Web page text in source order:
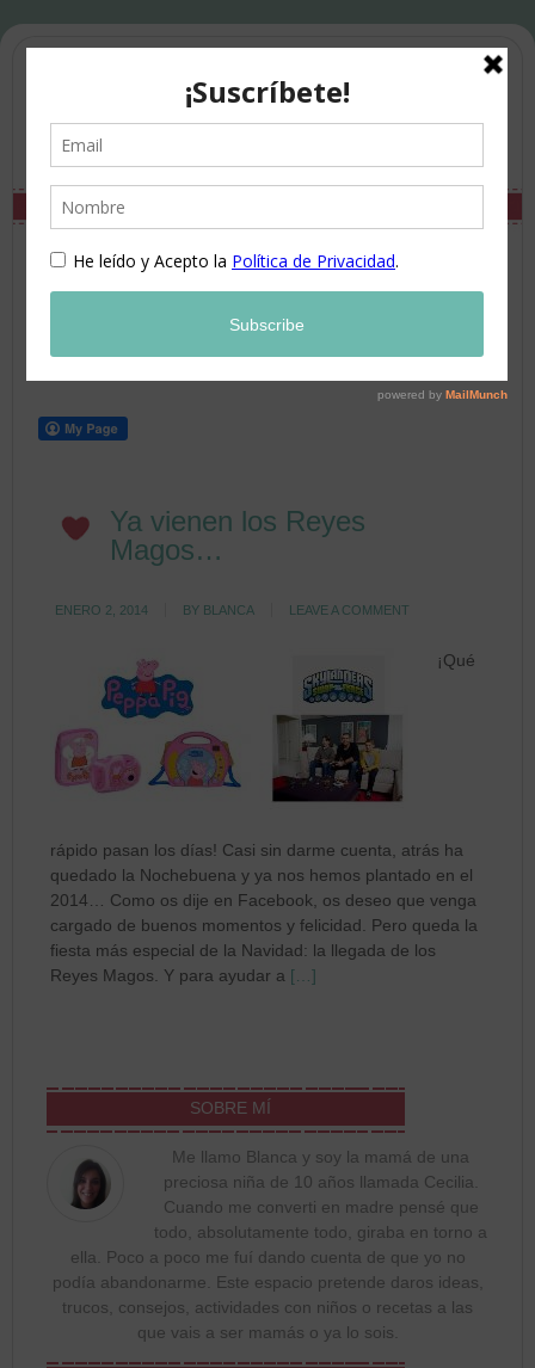
Ya vienen los Reyes
Magos…
ENERO 2, 2014 BY BLANCA LEAVE A COMMENT
¡Qué
rápido pasan los días! Casi sin darme cuenta, atrás ha
quedado la Nochebuena y ya nos hemos plantado en el
2014… Como os dije en Facebook, os deseo que venga
cargado de buenos momentos y felicidad. Pero queda la
fiesta más especial de la Navidad: la llegada de los
Reyes Magos. Y para ayudar a […]
SOBRE MÍ
Me llamo Blanca y soy la mamá de una
preciosa niña de 10 años llamada Cecilia.
Cuando me converti en madre pensé que
todo, absolutamente todo, giraba en torno a
ella. Poco a poco me fuí dando cuenta de que yo no
podía abandonarme. Este espacio pretende daros ideas,
trucos, consejos, actividades con niños o recetas a las
que vais a ser mamás o ya lo sois.